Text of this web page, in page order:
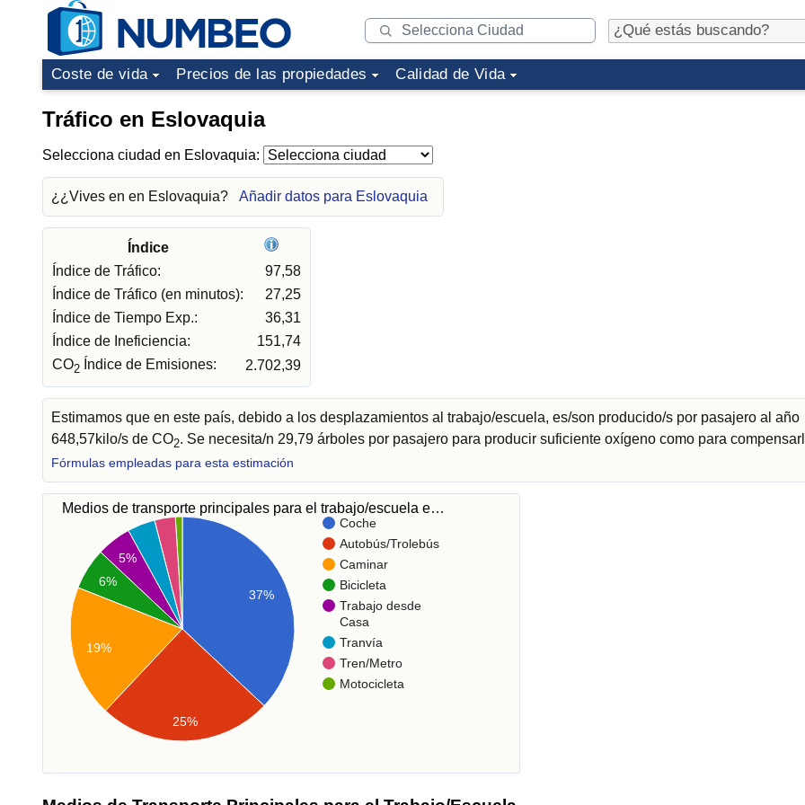
Coste de vida Precios de las propiedades Calidad de Vida
Tráfico en Eslovaquia
Selecciona ciudad en Eslovaquia:
¿¿Vives en en Eslovaquia? Añadir datos para Eslovaquia
Índice
Índice de Tráfico:
97,58
Índice de Tráfico (en minutos):
27,25
Índice de Tiempo Exp.:
36,31
Índice de Ineficiencia:
151,74
CO2 Índice de Emisiones: 2.702,39
Estimamos que en este país, debido a los desplazamientos al trabajo/escuela, es/son producido/s por pasajero al año
648,57kilo/s de CO2. Se necesita/n 29,79 árboles por pasajero para producir suficiente oxígeno como para
Fórmulas empleadas para esta estimación
Medios de transporte principales para el trabajo/escuela e…
Coche
Autobús/Trolebús
Caminar
Bicicleta
Trabajo desde
Casa
Tranvía
Tren/Metro
Motocicleta
37%
5%
6%
19%
25%